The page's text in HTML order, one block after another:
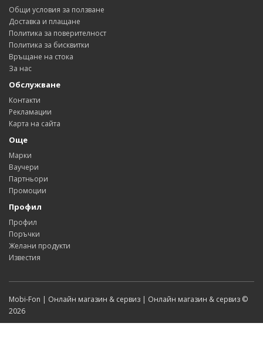
Общи условия за ползване
Доставка и плащане
Политика за поверителност
Политика за бисквитки
Връщане на стока
За нас
Обслужване
Контакти
Рекламации
Карта на сайта
Още
Марки
Ваучери
Партньори
Промоции
Профил
Профил
Поръчки
Желани продукти
Известия
Mobi-Fon | Онлайн магазин & сервиз | Онлайн магазин & сервиз ©
2026